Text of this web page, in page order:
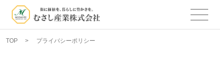
TOP プライバシーポリシー